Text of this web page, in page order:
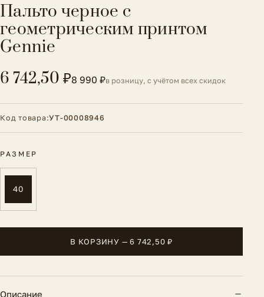
Пальто черное с
геометрическим принтом
Gennie
6 742,50 ₽8 990 ₽в розницу, с учётом всех скидок
Код товара:УТ-00008946
РАЗМЕР
40
В КОРЗИНУ — 6 742,50 ₽
Описание